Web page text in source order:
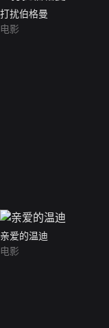
打扰伯格曼
电影
亲爱的温迪
电影